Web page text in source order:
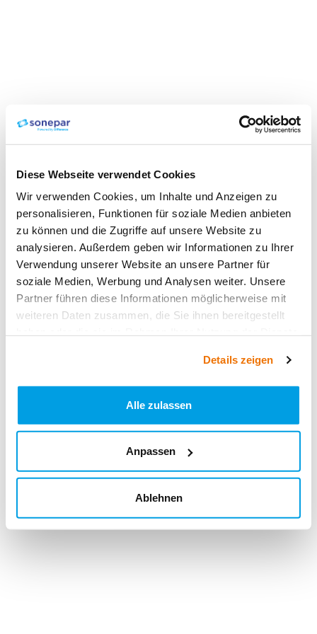
Diese Webseite verwendet Cookies
Wir verwenden Cookies, um Inhalte und Anzeigen zu
personalisieren, Funktionen für soziale Medien anbieten
zu können und die Zugriffe auf unsere Website zu
analysieren. Außerdem geben wir Informationen zu Ihrer
Verwendung unserer Website an unsere Partner für
soziale Medien, Werbung und Analysen weiter. Unsere
Partner führen diese Informationen möglicherweise mit
weiteren Daten zusammen, die Sie ihnen bereitgestellt
Details zeigen
Alle zulassen
Anpassen
Ablehnen